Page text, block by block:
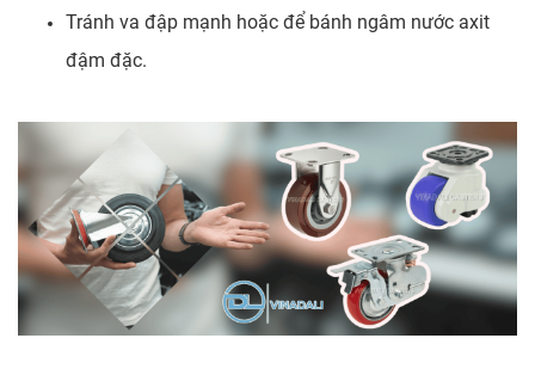
Tránh va đập mạnh hoặc để bánh ngâm nước axit
đậm đặc.